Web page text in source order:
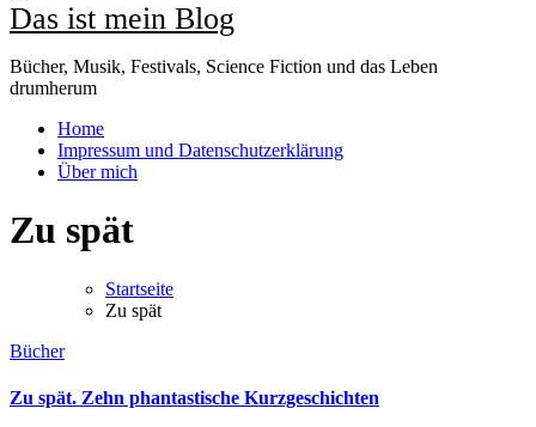
Das ist mein Blog
Bücher, Musik, Festivals, Science Fiction und das Leben
drumherum
Home
Impressum und Datenschutzerklärung
Über mich
Zu spät
Startseite
Zu spät
Bücher
Zu spät. Zehn phantastische Kurzgeschichten